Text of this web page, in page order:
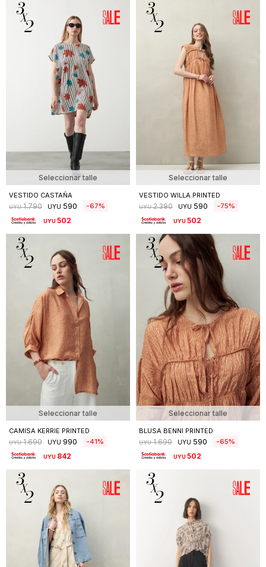
Seleccionar talle
VESTIDO CASTAÑA
UYU 1.790 UYU 590 67
UYU502
Seleccionar talle
VESTIDO WILLA PRINTED
UYU 2.390 UYU 590 75
UYU502
Seleccionar talle
CAMISA KERRIE PRINTED
UYU 1.690 UYU 990 41
UYU 842
Seleccionar talle
BLUSA BENNI PRINTED
UYU 1.690 UYU 590 65
UYU502